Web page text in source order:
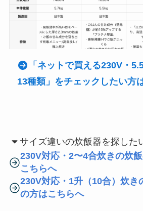
「ネットで買える230V・
13種類」をチェックしたい方
サイズ違いの炊飯器を探した
230V対応・2〜4合炊きの炊
こちらへ
230V対応・1升（10合）炊き
の方はこちらへ